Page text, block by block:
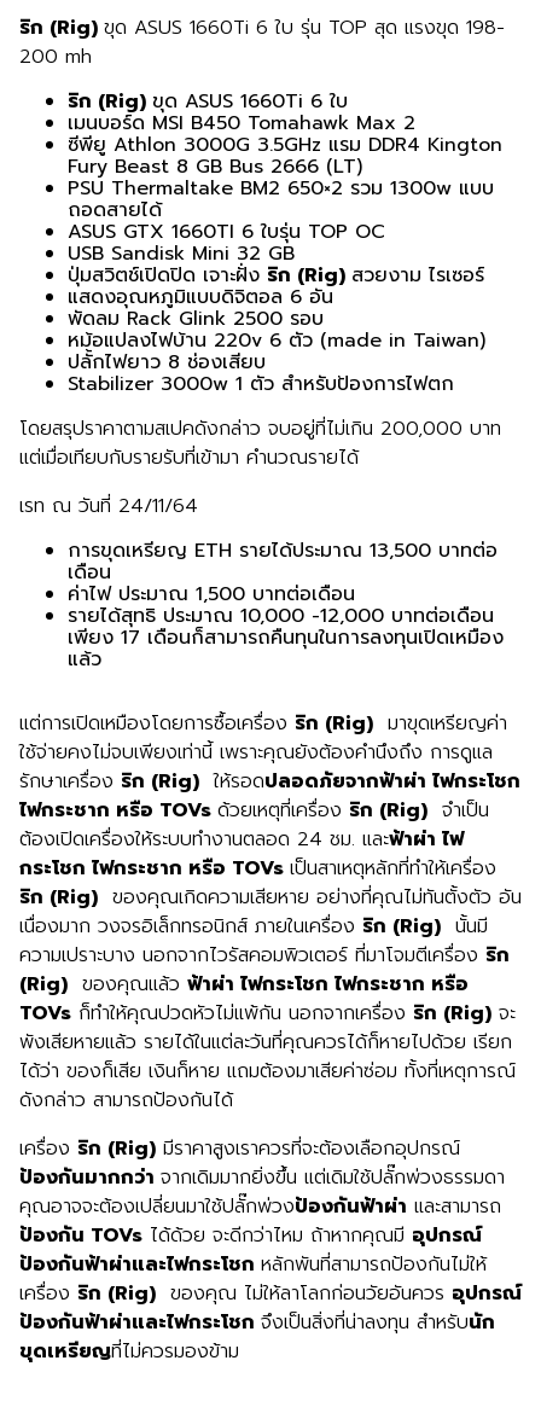
ริก (Rig) ขุด ASUS 1660Ti 6 ใบ รุ่น TOP สุด แรงขุด 198-
200 mh
ริก (Rig) ขุด ASUS 1660Ti 6 ใบ
เมนบอร์ด MSI B450 Tomahawk Max 2
ซีพียู Athlon 3000G 3.5GHz แรม DDR4 Kington
Fury Beast 8 GB Bus 2666 (LT)
PSU Thermaltake BM2 650×2 รวม 1300w แบบ
ถอดสายได้
ASUS GTX 1660TI 6 ใบรุ่น TOP OC
USB Sandisk Mini 32 GB
ปุ่มสวิตช์เปิดปิด เจาะฝั่ง ริก (Rig) สวยงาม ไรเซอร์
แสดงอุณหภูมิแบบดิจิตอล 6 อัน
พัดลม Rack Glink 2500 รอบ
หม้อแปลงไฟบ้าน 220v 6 ตัว (made in Taiwan)
ปลั้กไฟยาว 8 ช่องเสียบ
Stabilizer 3000w 1 ตัว สำหรับป้องการไฟตก
โดยสรุปราคาตามสเปคดังกล่าว จบอยู่ที่ไม่เกิน 200,000 บาท
แต่เมื่อเทียบกับรายรับที่เข้ามา คำนวณรายได้
เรท ณ วันที่ 24/11/64
การขุดเหรียญ ETH รายได้ประมาณ 13,500 บาทต่อ
เดือน
ค่าไฟ ประมาณ 1,500 บาทต่อเดือน
รายได้สุทธิ ประมาณ 10,000 -12,000 บาทต่อเดือน
เพียง 17 เดือนก็สามารถคืนทุนในการลงทุนเปิดเหมือง
แล้ว
แต่การเปิดเหมืองโดยการซื้อเครื่อง ริก (Rig) มาขุดเหรียญค่า
ใช้จ่ายคงไม่จบเพียงเท่านี้ เพราะคุณยังต้องคำนึงถึง การดูแล
รักษาเครื่อง ริก (Rig) ให้รอดปลอดภัยจากฟ้าผ่า ไฟกระโชก
ไฟกระชาก หรือ TOVs ด้วยเหตุที่เครื่อง ริก (Rig) จำเป็น
ต้องเปิดเครื่องให้ระบบทำงานตลอด 24 ชม. และฟ้าผ่า ไฟ
กระโชก ไฟกระชาก หรือ TOVs เป็นสาเหตุหลักที่ทำให้เครื่อง
ริก (Rig) ของคุณเกิดความเสียหาย อย่างที่คุณไม่ทันตั้งตัว อัน
เนื่องมาก วงจรอิเล็กทรอนิกส์ ภายในเครื่อง ริก (Rig) นั้นมี
ความเปราะบาง นอกจากไวรัสคอมพิวเตอร์ ที่มาโจมตีเครื่อง ริก
(Rig) ของคุณแล้ว ฟ้าผ่า ไฟกระโชก ไฟกระชาก หรือ
TOVs ก็ทำให้คุณปวดหัวไม่แพ้กัน นอกจากเครื่อง ริก (Rig) จะ
พังเสียหายแล้ว รายได้ในแต่ละวันที่คุณควรได้ก็หายไปด้วย เรียก
ได้ว่า ของก็เสีย เงินก็หาย แถมต้องมาเสียค่าซ่อม ทั้งที่เหตุการณ์
ดังกล่าว สามารถป้องกันได้
เครื่อง ริก (Rig) มีราคาสูงเราควรที่จะต้องเลือกอุปกรณ์
ป้องกันมากกว่า จากเดิมมากยิ่งขึ้น แต่เดิมใช้ปลั๊กพ่วงธรรมดา
คุณอาจจะต้องเปลี่ยนมาใช้ปลั๊กพ่วงป้องกันฟ้าผ่า และสามารถ
ป้องกัน TOVs ได้ด้วย จะดีกว่าไหม ถ้าหากคุณมี อุปกรณ์
ป้องกันฟ้าผ่าและไฟกระโชก หลักพันที่สามารถป้องกันไม่ให้
เครื่อง ริก (Rig) ของคุณ ไม่ให้ลาโลกก่อนวัยอันควร อุปกรณ์
ป้องกันฟ้าผ่าและไฟกระโชก จึงเป็นสิ่งที่น่าลงทุน สำหรับนัก
ขุดเหรียญที่ไม่ควรมองข้าม